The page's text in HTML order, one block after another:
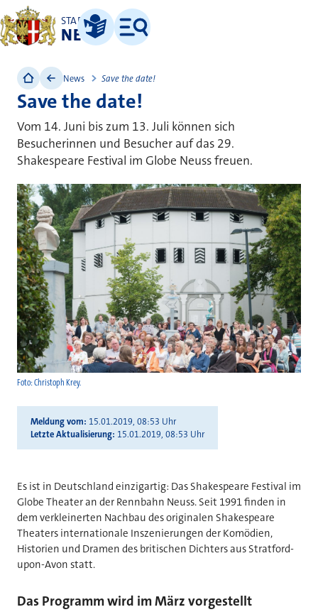
STADT
NEUSS
Leichte Sprache
Menü
Foto: Christoph Krey.
News Save the date!
Save the date!
Vom 14. Juni bis zum 13. Juli können sich
Besucherinnen und Besucher auf das 29.
Shakespeare Festival im Globe Neuss freuen.
Meldung vom 15.01.2019, 08:53 Uhr
Letzte Aktualisierung 15.01.2019, 08:53 Uhr
Es ist in Deutschland einzigartig: Das Shakespeare Festival im
Globe Theater an der Rennbahn Neuss. Seit 1991 finden in
dem verkleinerten Nachbau des originalen Shakespeare
Theaters internationale Inszenierungen der Komödien,
Historien und Dramen des britischen Dichters aus Stratford-
upon-Avon statt.
Das Programm wird im März vorgestellt